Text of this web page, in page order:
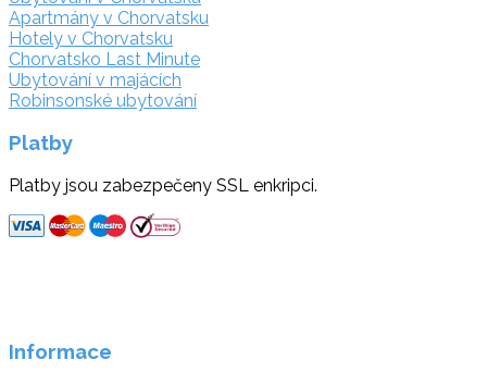
Apartmány v Chorvatsku
Hotely v Chorvatsku
Chorvatsko Last Minute
Ubytování v majácích
Robinsonské ubytování
Platby
Platby jsou zabezpečeny SSL enkripci.
Informace